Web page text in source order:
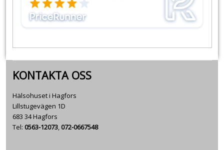
KONTAKTA OSS
Hälsohuset i Hagfors
Lillstugevägen 1D
683 34 Hagfors
Tel: 0563-12073,072-0667548